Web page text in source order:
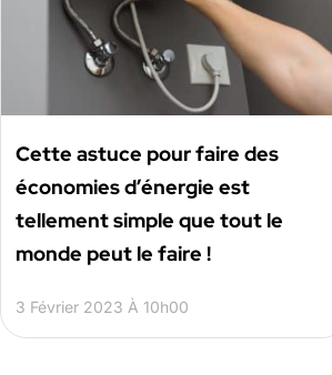
Cette astuce pour faire des
économies d’énergie est
tellement simple que tout le
monde peut le faire !
3 Février 2023 À 10h00